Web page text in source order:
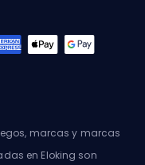
marcas y marcas
en Eloking son